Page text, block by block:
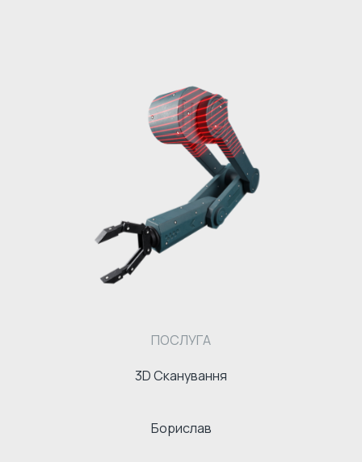
ПОСЛУГА
3D Сканування
Борислав